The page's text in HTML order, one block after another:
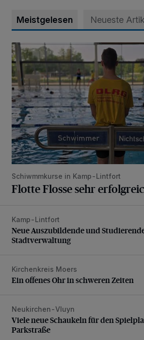
Meistgelesen Neueste
Flotte Flosse sehr erfolgreich!
Schiwmmkurse in Kamp-Lintfort
Flotte Flosse sehr
Neue Auszubildende und
Kamp-Lintfort
Neue Auszubildende und
Stadtverwaltung
Ein offenes Ohr in schweren Zeiten
Kirchenkreis Moers
Ein offenes Ohr in schweren Zeiten
Viele neue Schaukeln für den
Neukirchen-Vluyn
Viele neue Schaukeln für den
Parkstraße